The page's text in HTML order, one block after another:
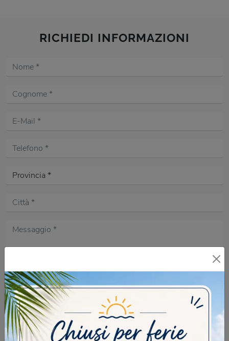
RICHIEDI INFORMAZIONI
Acconsento all'informativa sullaPrivacy Policy
DOMANDA DI SICUREZZA
Scrivere la parola "Fragole" al singolare